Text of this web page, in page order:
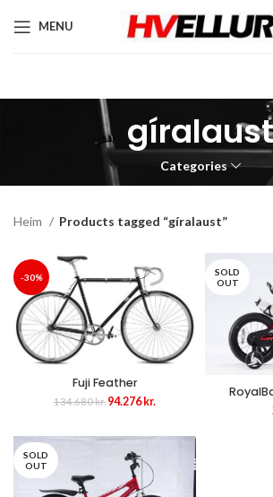
MENU
gíralaust
Categories
Heim Products tagged “gíralaust”
-30%
Fuji Feather
134.680kr. Original
134.680 kr..
94.276kr.
94.276 kr..
SOLD
OUT
SOLD
OUT